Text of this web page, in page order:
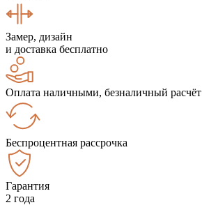
Замер, дизайн
и доставка бесплатно
Оплата наличными, безналичный расчёт
Беспроцентная рассрочка
Гарантия
2 года